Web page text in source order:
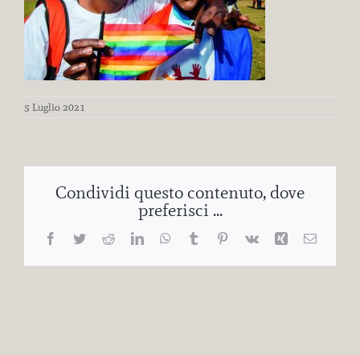
5 Luglio 2021
Condividi questo contenuto, dove
preferisci ...
Facebook
TwitterRedditLinkedInWhatsApp
TumblrPinterest
Vk Xing Email